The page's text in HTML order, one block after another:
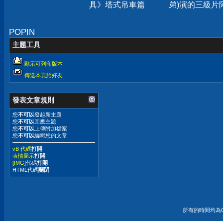
具》塔式吊車篇
弟)演的三級片
POPIN
主題工具
顯示可列印版本
傳送本頁給好友
發表文章規則
您不可以發起新主題
您不可以回應主題
您不可以 上傳附加檔案
您不可以編輯您的文章
vB 代碼打開
表情圖示打開
[IMG]代碼打開
HTML代碼關閉
所有的時間均為